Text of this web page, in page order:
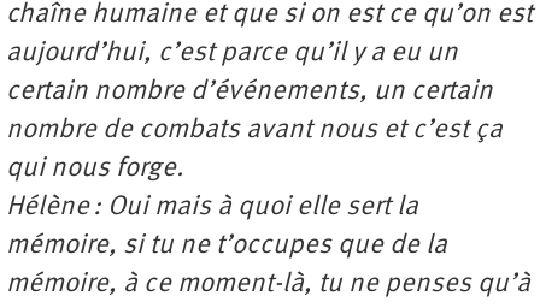
chaîne humaine et que si on est ce qu’on est
aujourd’hui, c’est parce qu’il y a eu un
certain nombre d’événements, un certain
nombre de combats avant nous et c’est ça
qui nous forge.
Hélène : Oui mais à quoi elle sert la
mémoire, si tu ne t’occupes que de la
mémoire, à ce moment-là, tu ne penses qu’à